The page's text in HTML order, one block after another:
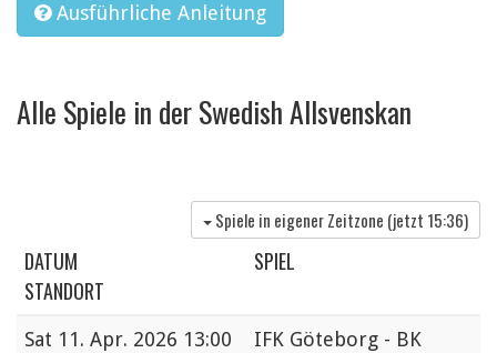
Ausführliche Anleitung
Alle Spiele in der Swedish Allsvenskan
Spiele in eigener Zeitzone (jetzt 15:36)
DATUM
SPIEL
STANDORT
Sat 11. Apr. 2026 13:00
IFK Göteborg - BK